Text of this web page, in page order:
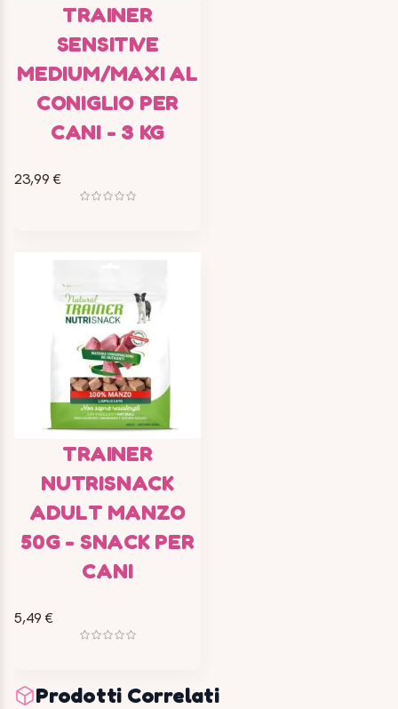
TRAINER
SENSITIVE
MEDIUM/MAXI AL
CONIGLIO PER
CANI - 3 KG
23,99 €
TRAINER
NUTRISNACK
ADULT MANZO
50G - SNACK PER
CANI
5,49 €
Prodotti Correlati